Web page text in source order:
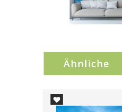
Ähnliche